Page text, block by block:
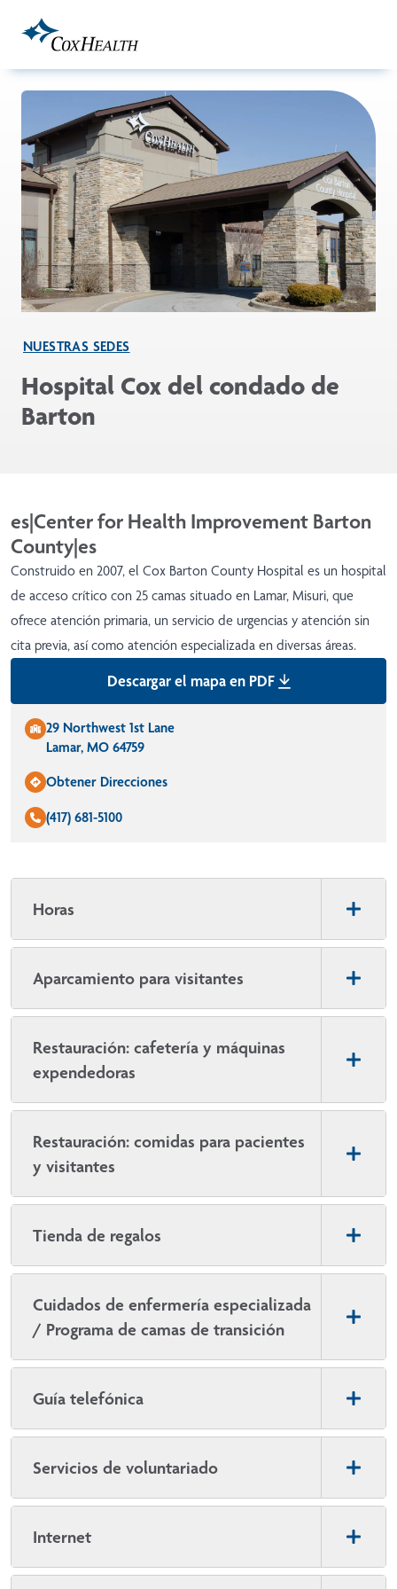
NUESTRAS SEDES
Hospital Cox del condado de
Barton
es|Center for Health Improvement Barton
County|es
Construido en 2007, el Cox Barton County Hospital es un hospital
de acceso crítico con 25 camas situado en Lamar, Misuri, que
ofrece atención primaria, un servicio de urgencias y atención sin
cita previa, así como atención especializada en diversas áreas.
Descargar el mapa en PDF
29 Northwest 1st Lane
Lamar, MO 64759
Obtener Direcciones
(417) 681-5100
Horas
Aparcamiento para visitantes
Restauración: cafetería y máquinas
expendedoras
Restauración: comidas para pacientes
y visitantes
Tienda de regalos
Cuidados de enfermería especializada
/ Programa de camas de transición
Guía telefónica
Servicios de voluntariado
Internet